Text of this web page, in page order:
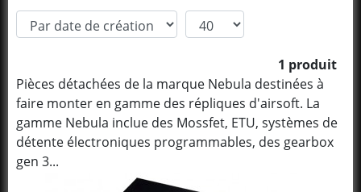
1 produit
Pièces détachées de la marque Nebula destinées à
faire monter en gamme des répliques d'airsoft. La
gamme Nebula inclue des Mossfet, ETU, systèmes de
détente électroniques programmables, des gearbox
gen 3...